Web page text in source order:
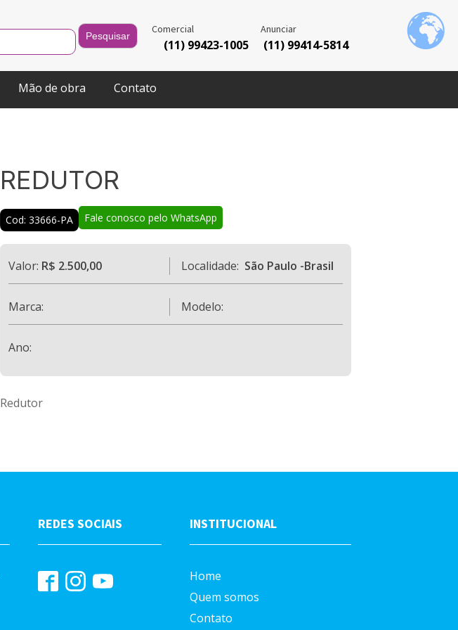
Comercial
(11) 99423-1005
Anunciar
(11) 99414-5814
Mão de obra Contato
REDUTOR
Cod: 33666-PA Fale conosco pelo WhatsApp
Valor: R$ 2.500,00 Localidade: São Paulo -Brasil
Marca: Modelo:
Ano:
Redutor
REDES SOCIAIS INSTITUCIONAL
Home
Quem somos
Contato